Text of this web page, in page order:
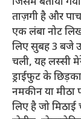
ताज़गी है और
एक लंबा नोट
लिए सुबह 3 बजे
चली, यह लस्सी
ड्राईफुट के
नमकीन या मीठा
लिए है जो